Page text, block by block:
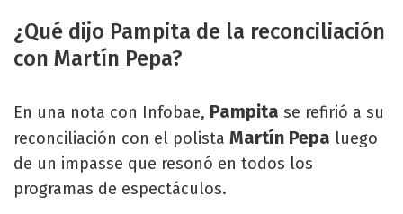
¿Qué dijo Pampita de la reconciliación
con Martín Pepa?
En una nota con Infobae, Pampita se refirió a su
reconciliación con el polista Martín Pepa luego
de un impasse que resonó en todos los
programas de espectáculos.